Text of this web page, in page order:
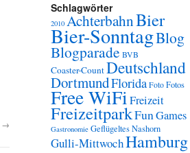
→
Schlagwörter
2010 AchterbahnBier
Bier-SonntagBlog
Blogparade BVB
Coaster-CountDeutschland
DortmundFlorida Foto Fotos
Free WiFiFreizeit
FreizeitparkFunGames
Gastronomie Geflügeltes Nashorn
Gulli-MittwochHamburg